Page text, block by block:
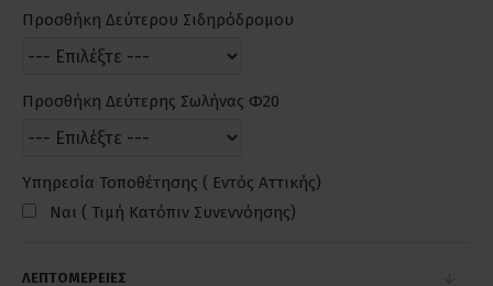
Προσθήκη Δεύτερου Σιδηρόδρομου
Προσθήκη Δεύτερης Σωλήνας Φ20
Υπηρεσία Τοποθέτησης ( Εντός Αττικής)
Ναι ( Τιμή Κατόπιν Συνεννόησης)
ΛΕΠΤΟΜΕΡΕΙΕΣ